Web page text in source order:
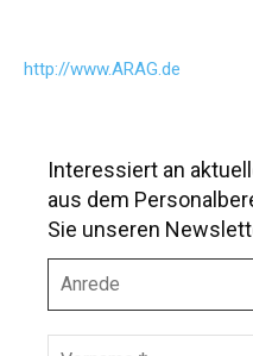
http://www.ARAG.de
Interessiert an
aus dem
Sie unseren
r
e